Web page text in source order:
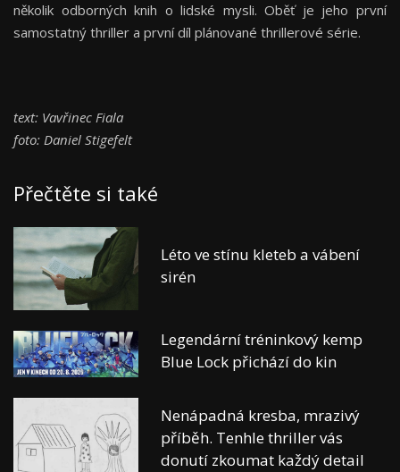
několik odborných knih o lidské mysli. Oběť je jeho první
samostatný thriller a první díl plánované thrillerové série.
text: Vavřinec Fiala
foto: Daniel Stigefelt
Přečtěte si také
Léto ve stínu kleteb a vábení
sirén
Legendární tréninkový kemp
Blue Lock přichází do kin
Nenápadná kresba, mrazivý
příběh. Tenhle thriller vás
donutí zkoumat každý detail